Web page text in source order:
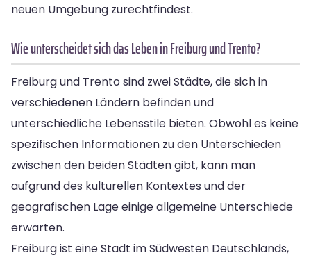
neuen Umgebung zurechtfindest.
Wie unterscheidet sich das Leben in Freiburg und Trento?
Freiburg und Trento sind zwei Städte, die sich in
verschiedenen Ländern befinden und
unterschiedliche Lebensstile bieten. Obwohl es keine
spezifischen Informationen zu den Unterschieden
zwischen den beiden Städten gibt, kann man
aufgrund des kulturellen Kontextes und der
geografischen Lage einige allgemeine Unterschiede
erwarten.
Freiburg ist eine Stadt im Südwesten Deutschlands,